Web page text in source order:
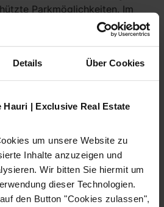
Details Über Cookies
| Exclusive Real Estate
um unsere Website zu
Inhalte anzuzeigen und
Wir bitten Sie hiermit um
dieser Technologien.
den Button "Cookies zulassen",
Parkmöglichkeiten. Im
der lange Pool mit Rasen und
das Poolhaus mit vorbereiteter
Buchten rund um Porto Petro
de Mondragó sind in wenigen
mit einer ruhigen und zentralen
MIT MEER- UND
PALMAS ALTSTADT